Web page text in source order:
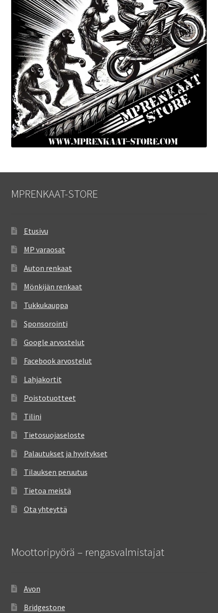
MPRENKAAT-STORE
Etusivu
MP varaosat
Auton renkaat
Mönkijän renkaat
Tukkukauppa
Sponsorointi
Google arvostelut
Facebook arvostelut
Lahjakortit
Poistotuotteet
Tilini
Tietosuojaseloste
Palautukset ja hyvitykset
Tilauksen peruutus
Tietoa meistä
Ota yhteyttä
Moottoripyörä – rengasvalmistajat
Avon
Bridgestone